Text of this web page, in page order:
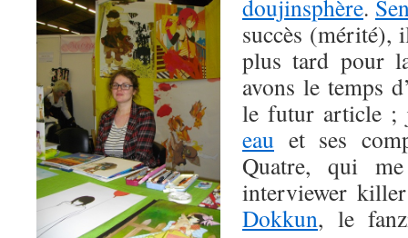
doujinsphère.
succès (mérité),
plus tard pour
avons le temps
le futur article ;
eau et ses
Quatre, qui
interviewer
Dokkun, le